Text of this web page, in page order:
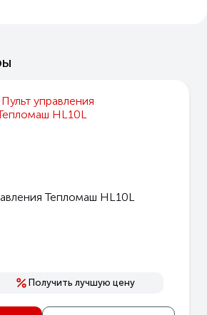
Тепломаш HL10L
Получить лучшую цену